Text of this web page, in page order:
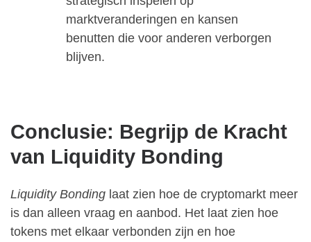
marktveranderingen en kansen
benutten die voor anderen verborgen
blijven.
Conclusie: Begrijp de Kracht
van Liquidity Bonding
Liquidity Bonding laat zien hoe de cryptomarkt meer
is dan alleen vraag en aanbod. Het laat zien hoe
tokens met elkaar verbonden zijn en hoe